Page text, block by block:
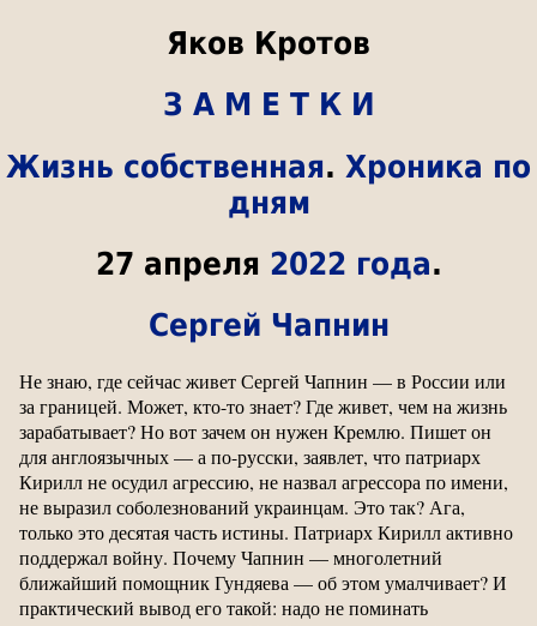
Яков Кротов
З А М Е Т К И
Жизнь собственная. Хроника по
дням
27 апреля 2022 года.
Сергей Чапнин
Не знаю, где сейчас живет Сергей Чапнин — в России или
за границей. Может, кто-то знает? Где живет, чем на жизнь
зарабатывает? Но вот зачем он нужен Кремлю. Пишет он
для англоязычных — а по-русски, заявлет, что патриарх
Кирилл не осудил агрессию, не назвал агрессора по имени,
не выразил соболезнований украинцам. Это так? Ага,
только это десятая часть истины. Патриарх Кирилл активно
поддержал войну. Почему Чапнин — многолетний
ближайший помощник Гундяева — об этом умалчивает? И
практический вывод его такой: надо не поминать